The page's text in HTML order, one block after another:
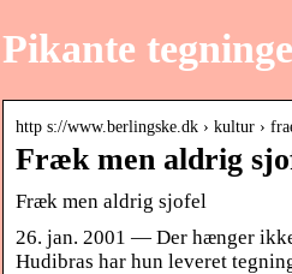
Pikante
http s://www.berlingske.dk › kultur ›
Fræk men aldrig
Fræk men aldrig sjofel
26. jan. 2001 — Der hænger
Hudibras har hun leveret